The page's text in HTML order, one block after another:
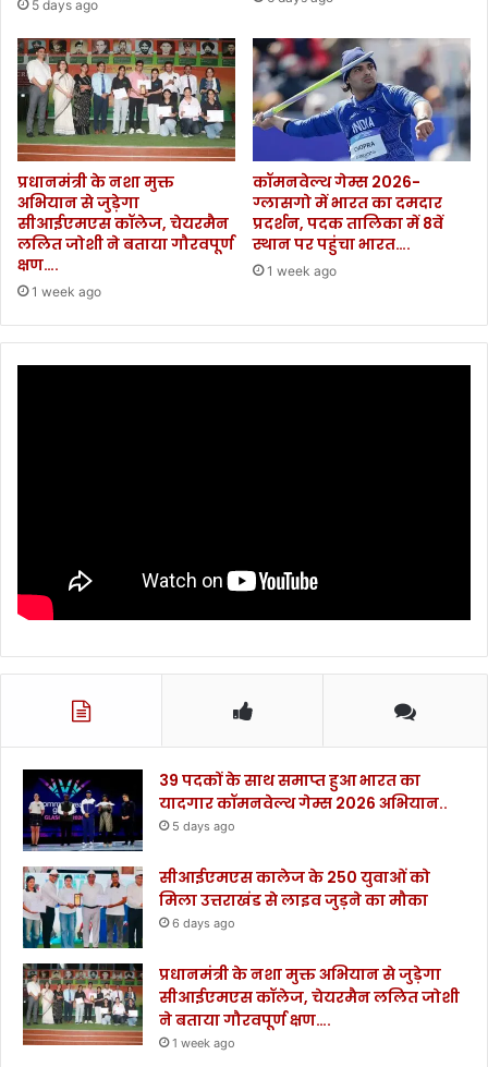
5 days ago
प्रधानमंत्री के नशा मुक्त
अभियान से जुड़ेगा
सीआईएमएस कॉलेज, चेयरमैन
ललित जोशी ने बताया गौरवपूर्ण
क्षण….
1 week ago
कॉमनवेल्थ गेम्स 2026-
ग्लासगो में भारत का दमदार
प्रदर्शन, पदक तालिका में 8वें
स्थान पर पहुंचा भारत….
1 week ago
39 पदकों के साथ समाप्त हुआ भारत का
यादगार कॉमनवेल्थ गेम्स 2026 अभियान..
5 days ago
सीआईएमएस कालेज के 250 युवाओं को
मिला उत्तराखंड से लाइव जुड़ने का मौका
6 days ago
प्रधानमंत्री के नशा मुक्त अभियान से जुड़ेगा
सीआईएमएस कॉलेज, चेयरमैन ललित जोशी
ने बताया गौरवपूर्ण क्षण….
1 week ago